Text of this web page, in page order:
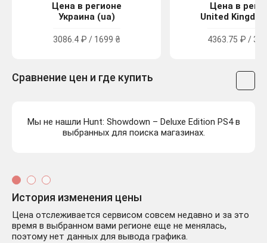
Цена в регионе
Украина (ua)
3086.4 ₽ / 1699 ₴
Цена в
United
4363.75 ₽ /
Сравнение цен и где купить
Мы не нашли Hunt: Showdown – Deluxe Edition PS4 в
выбранных для поиска магазинах.
История изменения цены
Цена отслеживается сервисом совсем недавно и за это
время в выбранном вами регионе еще не менялась,
поэтому нет данных для вывода графика.